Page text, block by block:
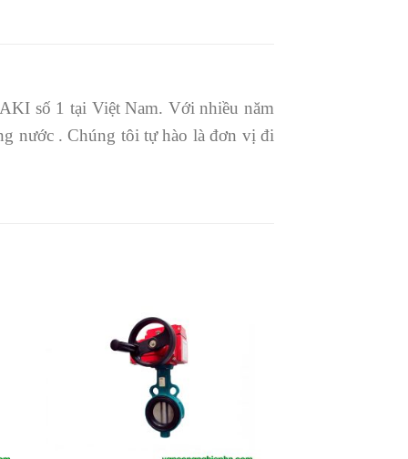
số 1 tại Việt Nam. Với nhiều năm
nước . Chúng tôi tự hào là đơn vị đi